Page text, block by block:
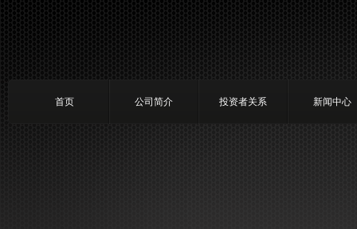
首页 公司简介 投资者关系 新闻中心